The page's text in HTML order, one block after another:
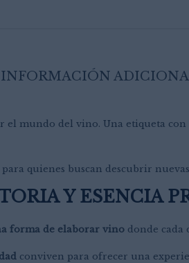
INFORMACIÓN
mundo del vino. Una etiqueta
para quienes buscan descubrir
Y ESENCIA
forma de elaborar vino donde cada
conviven para ofrecer una